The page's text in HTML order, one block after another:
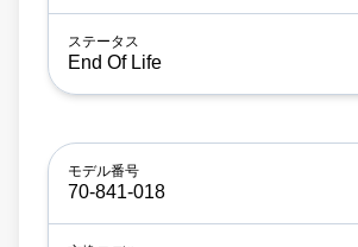
End Of Life
70-841-018